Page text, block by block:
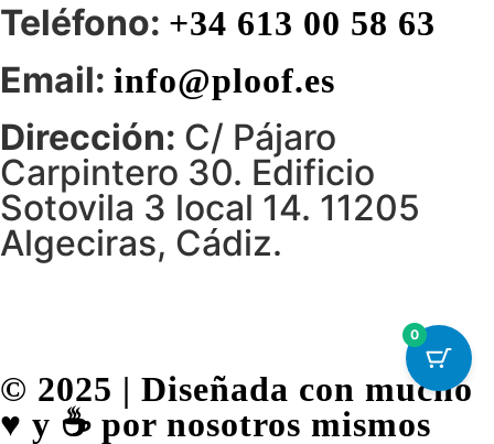
Teléfono: +34 613 00 58 63
Email: info@ploof.es
Dirección: C/ Pájaro
Carpintero 30. Edificio
Sotovila 3 local 14. 11205
Algeciras, Cádiz.
© 2025 | Diseñada con mucho
♥️ y ☕ por nosotros mismos
0